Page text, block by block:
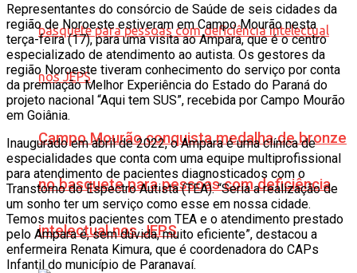
Campo Mourão conquista medalha de bronze
no basquete para pessoas com deficiência
intelectual nos JEPS
Representantes do consórcio de Saúde de seis cidades da
região de Noroeste estiveram em Campo Mourão nesta
terça-feira (17), para uma visita ao Ampara, que é o centro
especializado de atendimento ao autista. Os gestores da
região Noroeste tiveram conhecimento do serviço por conta
da premiação Melhor Experiência do Estado do Paraná do
projeto nacional “Aqui tem SUS”, recebida por Campo Mourão
em Goiânia.
Inaugurado em abril de 2022, o Ampara é uma clínica de
especialidades que conta com uma equipe multiprofissional
para atendimento de pacientes diagnosticados com o
Transtorno do Espectro Autista (TEA). “Seria a realização de
um sonho ter um serviço como esse em nossa cidade.
Temos muitos pacientes com TEA e o atendimento prestado
pelo Ampara é, sem dúvida, muito eficiente”, destacou a
enfermeira Renata Kimura, que é coordenadora do CAPs
Infantil do município de Paranavaí.